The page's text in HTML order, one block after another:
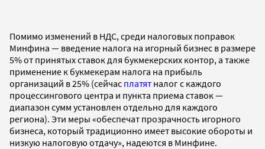
Помимо изменений в НДС, среди налоговых поправок
Минфина — введение налога на игорный бизнес в размере
5% от принятых ставок для букмекерских контор, а также
применение к букмекерам налога на прибыль
организаций в 25% (сейчас платят налог с каждого
процессингового центра и пункта приема ставок —
диапазон сумм установлен отдельно для каждого
региона). Эти меры «обеспечат прозрачность игорного
бизнеса, который традиционно имеет высокие обороты и
низкую налоговую отдачу», надеются в Минфине.